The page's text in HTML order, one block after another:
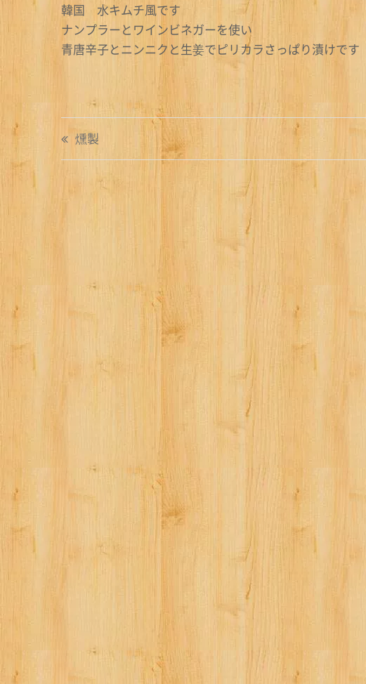
韓国 水キムチ風です
ナンプラーとワインビネガーを使い
青唐辛子とニンニクと生姜でピリカラさっぱり漬けです
投
稿
ナ
燻製